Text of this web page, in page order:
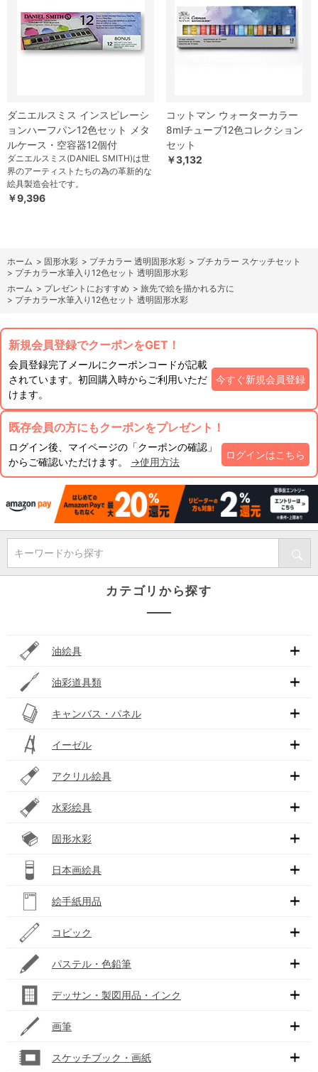
ダニエルスミス インスピレーシ
ョンハーフパン12色セット メタ
ルケース・空容器12個付
ダニエルスミス(DANIEL SMITH)は世
界のアーティストたちの為の革新的な
絵具製造会社です。
￥9,396
コットマン ウォーターカラー
8mlチューブ12色コレクション
セット
￥3,132
ホーム > 固形水彩 > プチカラー 透明固形水彩 > プチカラー スケッチセット
> プチカラー水筆入り12色セット 透明固形水彩
ホーム > プレゼントにおすすめ > 旅先で絵を描かれる方に
> プチカラー水筆入り12色セット 透明固形水彩
新規会員登録でクーポンをGET！
会員登録完了メールにクーポンコードが記載
されています。初回購入時からご利用いただ
けます。
今すぐ新規会員登録
既存会員の方にもクーポンをプレゼント！
ログイン後、マイページの「クーポンの確認」
からご確認いただけます。 →使用方法
ログインはこちら
キーワードから探す
カテゴリから探す
油絵具
油彩道具類
キャンバス・パネル
イーゼル
アクリル絵具
水彩絵具
固形水彩
日本画絵具
絵手紙用品
コピック
パステル・色鉛筆
デッサン・製図用品・インク
画筆
スケッチブック・画紙